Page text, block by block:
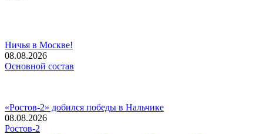
Ничья в Москве!
08.08.2026
Основной состав
«Ростов-2» добился победы в Нальчике
08.08.2026
Ростов-2